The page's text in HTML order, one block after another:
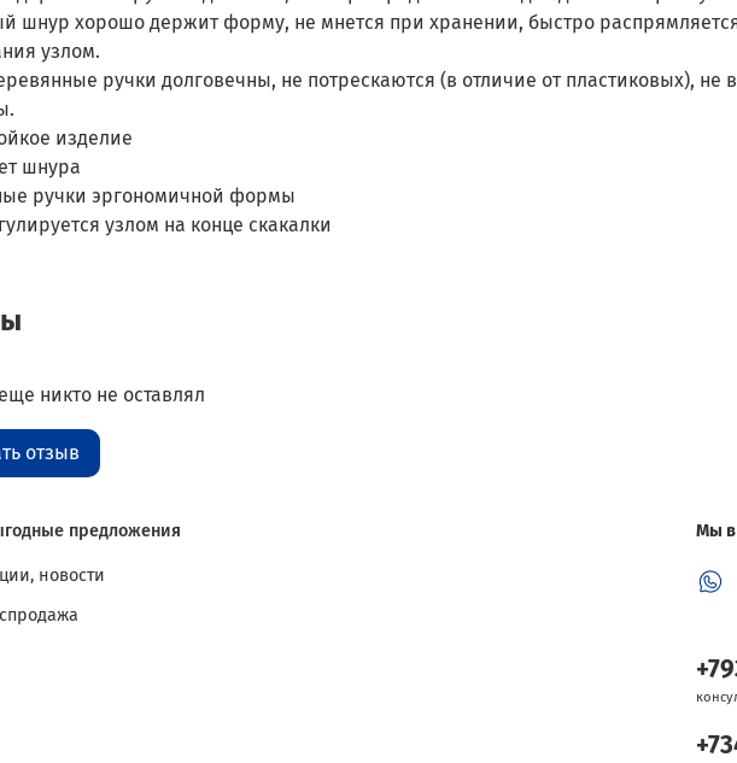
шнур хорошо держит форму, не мнется при хранении, быстро
узлом.
ручки долговечны, не потрескаются (в отличие от пластиковых), не
изделие
шнура
ручки эргономичной формы
узлом на конце скакалки
никто не оставлял
отзыв
предложения
новости
Мы в